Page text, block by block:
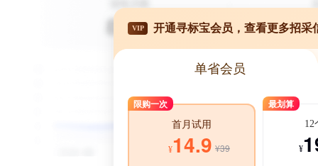
VIP 开通寻标宝会员，查看更多招采
单省会员
限购一次
首月试用
¥14.9 ¥39
最划算
12
¥